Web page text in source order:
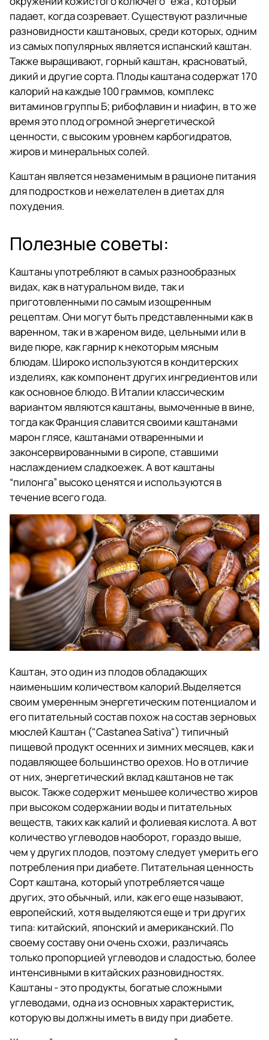
падает, когда созревает. Существуют различные
разновидности каштановых, среди которых, одним
из самых популярных является испанский каштан.
Также выращивают, горный каштан, красноватый,
дикий и другие сорта. Плоды каштана содержат 170
калорий на каждые 100 граммов, комплекс
витаминов группы Б; рибофлавин и ниафин, в то же
время это плод огромной энергетической
ценности, с высоким уровнем карбогидратов,
жиров и минеральных солей.
Каштан является незаменимым в рационе питания
для подростков и нежелателен в диетах для
похудения.
Полезные советы:
Каштаны употребляют в самых разнообразных
видах, как в натуральном виде, так и
приготовленными по самым изощренным
рецептам. Они могут быть представленными как в
варенном, так и в жареном виде, цельными или в
виде пюре, как гарнир к некоторым мясным
блюдам. Широко используются в кондитерских
изделиях, как компонент других ингредиентов или
как основное блюдо. В Италии классическим
вариантом являются каштаны, вымоченные в вине,
тогда как Франция славится своими каштанами
марон глясе, каштанами отваренными и
законсервированными в сиропе, ставшими
наслаждением сладкоежек. А вот каштаны
“пилонга” высоко ценятся и используются в
течение всего года.
Каштан, это один из плодов обладающих
наименьшим количеством калорий.Выделяется
своим умеренным энергетическим потенциалом и
его питательный состав похож на состав зерновых
мюслей Каштан ("Castanea Sativa") типичный
пищевой продукт осенних и зимних месяцев, как и
подавляющее большинство орехов. Но в отличие
от них, энергетический вклад каштанов не так
высок. Также содержит меньшее количество жиров
при высоком содержании воды и питательных
веществ, таких как калий и фолиевая кислота. А вот
количество углеводов наоборот, гораздо выше,
чем у других плодов, поэтому следует умерить его
потребления при диабете. Питательная ценность
Сорт каштана, который употребляется чаще
других, это обычный, или, как его еще называют,
европейский, хотя выделяются еще и три других
типа: китайский, японский и американский. По
своему составу они очень схожи, различаясь
только пропорцией углеводов и сладостью, более
интенсивными в китайских разновидностях.
Каштаны - это продукты, богатые сложными
углеводами, одна из основных характеристик,
которую вы должны иметь в виду при диабете.